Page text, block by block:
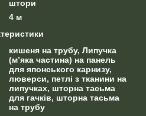
штори
4 м
кишеня на трубу, Липучка
(м’яка частина) на панель
для японського карнизу,
люверси, петлі з тканини на
липучках, шторна тасьма
для гачків, шторна тасьма
на трубу